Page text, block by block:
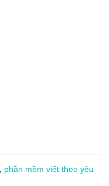
phần mềm viết theo yêu